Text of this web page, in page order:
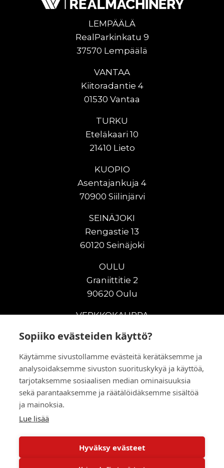
Sopiiko evästeiden käyttö?
Käytämme sivustollamme evästeitä kerätäksemme ja
analysoidaksemme sivuston suorituskykyä ja käyttöä,
tarjotaksemme sosiaalisen median ominaisuuksia
sekä parantaaksemme ja räätälöidäksemme sisältöä
ja mainoksia.
Lue lisää
Hyväksy evästeet
LEMPÄÄLÄ
RealParkinkatu 9
37570 Lempäälä
VANTAA
Kiitoradantie 4
01530 Vantaa
TURKU
Eteläkaari 10
21410 Lieto
KUOPIO
Asentajankuja 4
70900 Siilinjärvi
SEINÄJOKI
Rengastie 13
60120 Seinäjoki
OULU
Graniittitie 2
90620 Oulu
VERKKOKAUPPA
Uudet maanrakennuskoneet
Vuokrakoneet
Kampanjat
Vaihtokoneet
© 2026 RealMachinery Oy